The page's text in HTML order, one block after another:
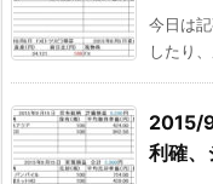
今日は
したり
2015/
利確、